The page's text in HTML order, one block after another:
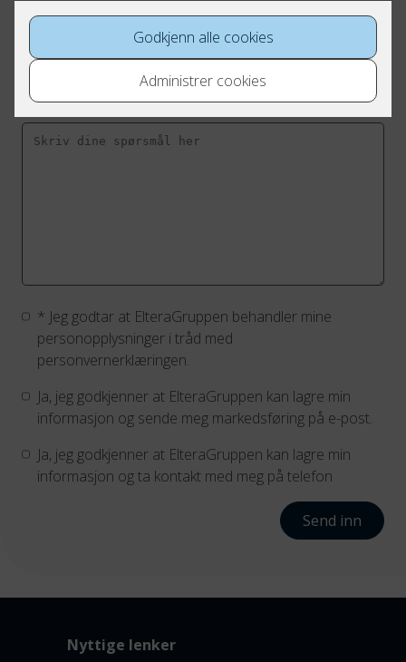
Telefonnummer
Hva lurer du på?*
* Jeg godtar at ElteraGruppen behandler mine
personopplysninger i tråd med
personvernerklæringen.
Ja, jeg godkjenner at ElteraGruppen kan lagre min
informasjon og sende meg markedsføring på e-post.
Ja, jeg godkjenner at ElteraGruppen kan lagre min
informasjon og ta kontakt med meg på telefon
Send inn
Nyttige lenker